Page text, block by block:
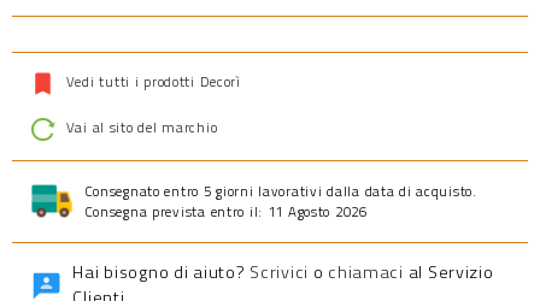
Vedi tutti i prodotti Decorì
Vai al sito del marchio
Consegnato entro 5 giorni lavorativi dalla data di acquisto.
Consegna prevista entro il: 11 Agosto 2026
Hai bisogno di aiuto? Scrivici o chiamaci al Servizio